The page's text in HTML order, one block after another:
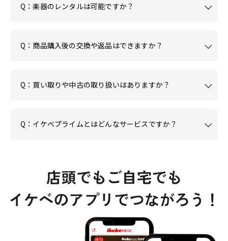
Q：楽器のレンタルは可能ですか？
Q：商品購入後の交換や返品はできますか？
Q：買い取りや中古の取り扱いはありますか？
Q：イケベプライムとはどんなサービスですか？